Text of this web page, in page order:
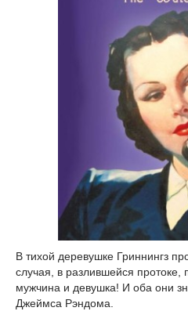
В тихой деревушке Гриннингз
случая, в разлившейся протоке,
мужчина и девушка! И оба они
Джеймса Рэндома.